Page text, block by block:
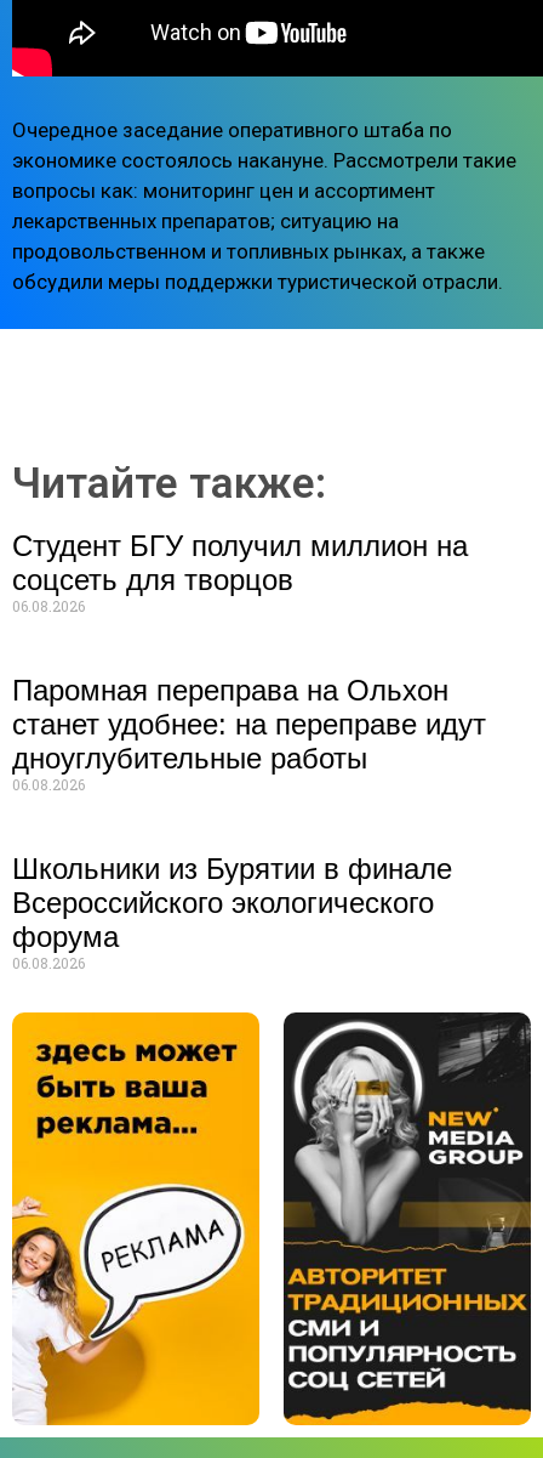
Очередное заседание оперативного штаба по
экономике состоялось накануне. Рассмотрели такие
вопросы как: мониторинг цен и ассортимент
лекарственных препаратов; ситуацию на
продовольственном и топливных рынках, а также
обсудили меры поддержки туристической отрасли.
Читайте также:
Студент БГУ получил миллион на
соцсеть для творцов
06.08.2026
Паромная переправа на Ольхон
станет удобнее: на переправе идут
дноуглубительные работы
06.08.2026
Школьники из Бурятии в финале
Всероссийского экологического
форума
06.08.2026